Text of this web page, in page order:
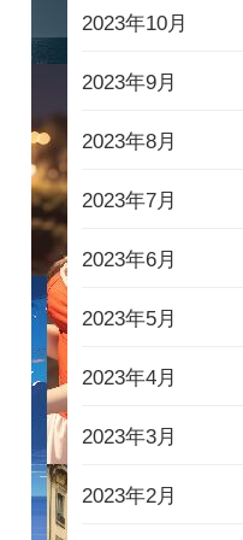
2023年10月
2023年9月
2023年8月
2023年7月
2023年6月
2023年5月
2023年4月
2023年3月
2023年2月